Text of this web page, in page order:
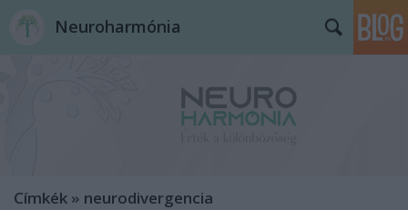
Neuroharmónia
Címkék » neurodivergencia